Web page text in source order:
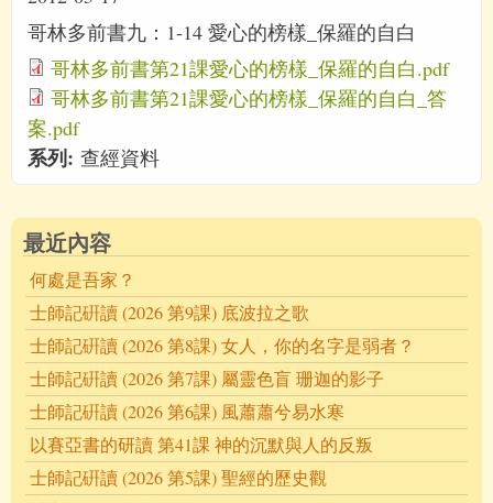
哥林多前書九：1-14 愛心的榜樣_保羅的自白
哥林多前書第21課愛心的榜樣_保羅的自白.pdf
哥林多前書第21課愛心的榜樣_保羅的自白_答
案.pdf
系列: 查經資料
最近內容
何處是吾家？
士師記硏讀 (2026 第9課) 底波拉之歌
士師記硏讀 (2026 第8課) 女人，你的名字是弱者？
士師記硏讀 (2026 第7課) 屬靈色盲 珊迦的影子
士師記硏讀 (2026 第6課) 風蕭蕭兮易水寒
以賽亞書的研讀 第41課 神的沉默與人的反叛
士師記硏讀 (2026 第5課) 聖經的歷史觀